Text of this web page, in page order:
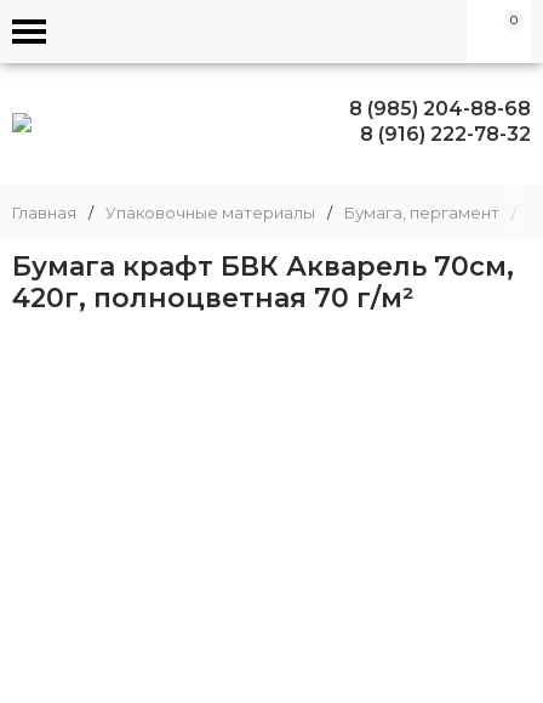
0
8 (985) 204-88-68
8 (916) 222-78-32
Главная / Упаковочные материалы / Бумага, пергамент /
Бумага крафт БВК Акварель 70см,
420г, полноцветная 70 г/м²